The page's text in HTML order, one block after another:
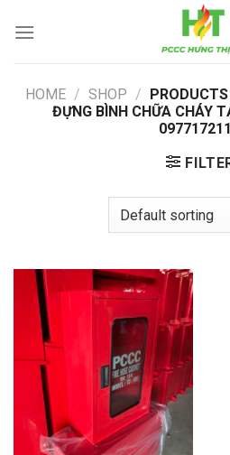
HOME / SHOP /
ĐỰNG BÌNH CHỮA CHÁY